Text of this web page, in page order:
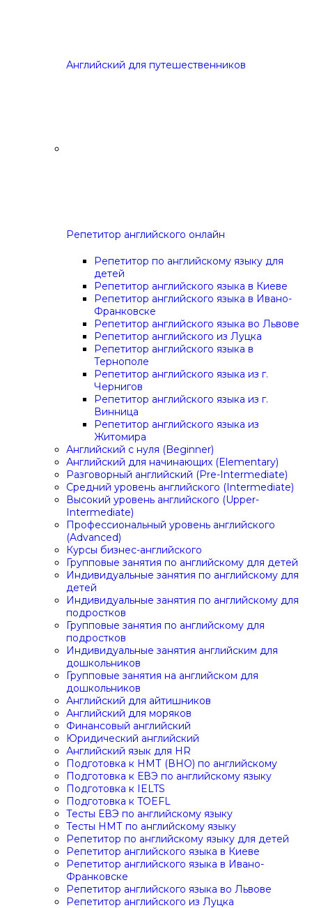
Английский для путешественников
Репетитор английского онлайн
Репетитор по английскому языку для
детей
Репетитор английского языка в Киеве
Репетитор английского языка в Ивано-
Франковске
Репетитор английского языка во Львове
Репетитор английского из Луцка
Репетитор английского языка в
Тернополе
Репетитор английского языка из г.
Чернигов
Репетитор английского языка из г.
Винница
Репетитор английского языка из
Житомира
Английский с нуля (Beginner)
Английский для начинающих (Elementary)
Разговорный английский (Pre-Intermediate)
Средний уровень английского (Intermediate)
Высокий уровень английского (Upper-
Intermediate)
Профессиональный уровень английского
(Advanced)
Курсы бизнес-английского
Групповые занятия по английскому для детей
Индивидуальные занятия по английскому для
детей
Индивидуальные занятия по английскому для
подростков
Групповые занятия по английскому для
подростков
Индивидуальные занятия английским для
дошкольников
Групповые занятия на английском для
дошкольников
Английский для айтишников
Английский для моряков
Финансовый английский
Юридический английский
Английский язык для HR
Подготовка к НМТ (ВНО) по английскому
Подготовка к ЕВЭ по английскому языку
Подготовка к IELTS
Подготовка к TOEFL
Тесты ЕВЭ по английскому языку
Тесты НМТ по английскому языку
Репетитор по английскому языку для детей
Репетитор английского языка в Киеве
Репетитор английского языка в Ивано-
Франковске
Репетитор английского языка во Львове
Репетитор английского из Луцка